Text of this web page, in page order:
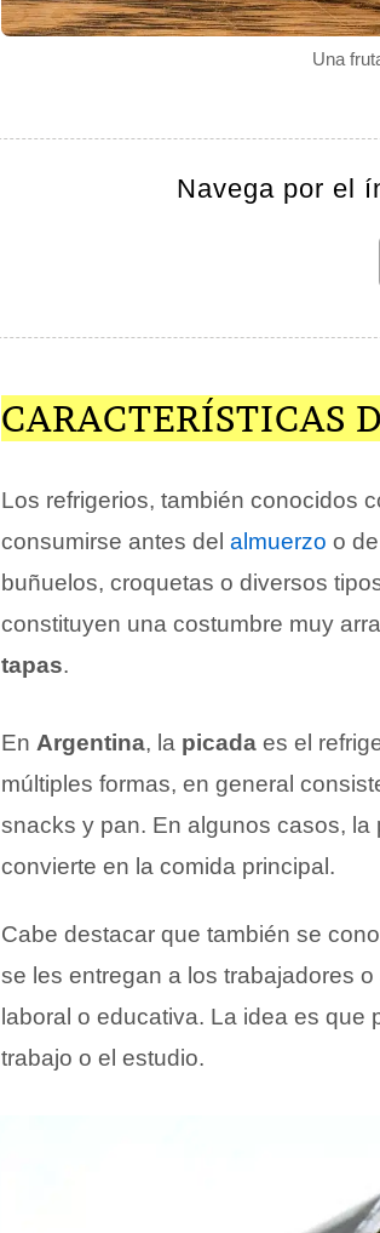
Una
Navega por el
CARACTERÍSTICAS
Los refrigerios, también conocidos
consumirse antes del almuerzo o
buñuelos, croquetas o diversos
constituyen una costumbre muy
tapas.
En Argentina, la picada es el
múltiples formas, en general
snacks y pan. En algunos casos,
convierte en la comida principal.
Cabe destacar que también se
se les entregan a los trabajadores
laboral o educativa. La idea es que
trabajo o el estudio.